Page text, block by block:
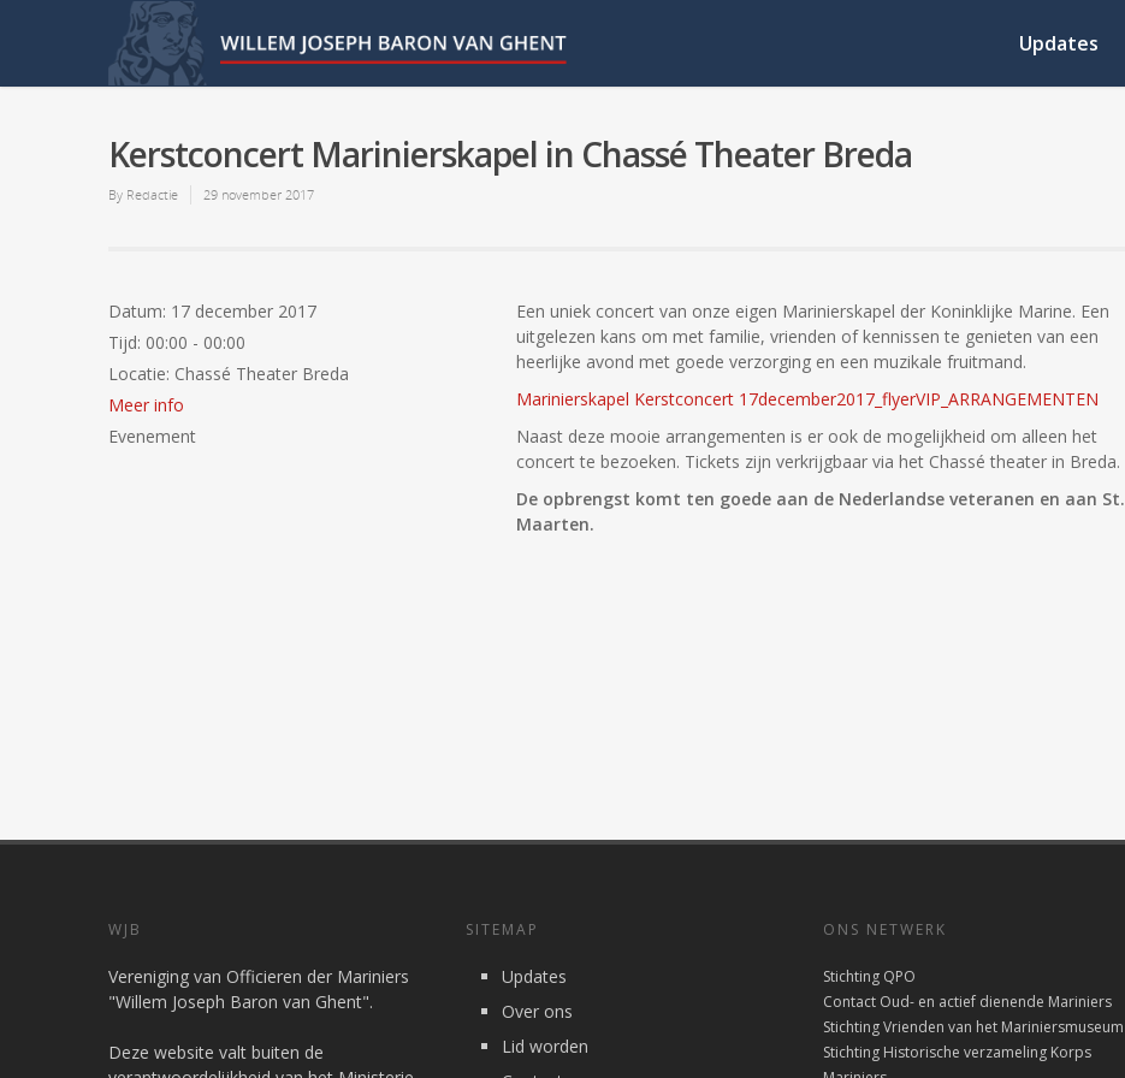
Updates
Kerstconcert Marinierskapel in Chassé Theater Breda
By Redactie 29 november 2017
Datum: 17 december 2017
Tijd: 00:00 - 00:00
Locatie: Chassé Theater Breda
Meer info
Evenement
Een uniek concert van onze eigen Marinierskapel der Koninklijke Marine. Een
uitgelezen kans om met familie, vrienden of kennissen te genieten van een
heerlijke avond met goede verzorging en een muzikale fruitmand.
Marinierskapel Kerstconcert 17december2017_flyerVIP_ARRANGEMENTEN
Naast deze mooie arrangementen is er ook de mogelijkheid om alleen het
concert te bezoeken. Tickets zijn verkrijgbaar via het Chassé theater in Breda.
De opbrengst komt ten goede aan de Nederlandse veteranen en aan St.
Maarten.
WJB
Vereniging van Officieren der Mariniers
"Willem Joseph Baron van Ghent".
Deze website valt buiten de
SITEMAP
Updates
Over ons
Lid worden
ONS NETWERK
Stichting QPO
Contact Oud- en actief dienende Mariniers
Stichting Vrienden van het Mariniersmuseum
Stichting Historische verzameling Korps